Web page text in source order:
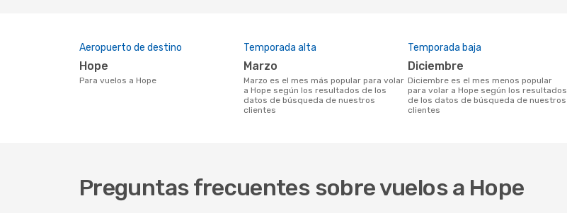
Aeropuerto de destino
Hope
Para vuelos a Hope
Temporada alta
marzo
marzo es el mes más popular para volar
a Hope según los resultados de los
datos de búsqueda de nuestros
clientes
Temporada baja
diciembre
diciembre es el mes menos popular
para volar a Hope según los resultados
de los datos de búsqueda de nuestros
clientes
Preguntas frecuentes sobre vuelos a Hope